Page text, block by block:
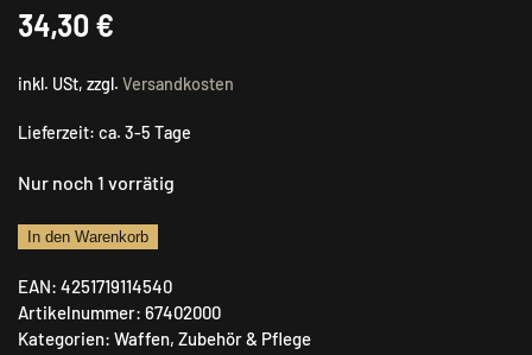
34,30 €
inkl. USt, zzgl. Versandkosten
Lieferzeit: ca. 3-5 Tage
Nur noch 1 vorrätig
AKAH
Menge
In den Warenkorb
EAN: 4251719114540
Artikelnummer: 67402000
Kategorien: Waffen, Zubehör & Pflege